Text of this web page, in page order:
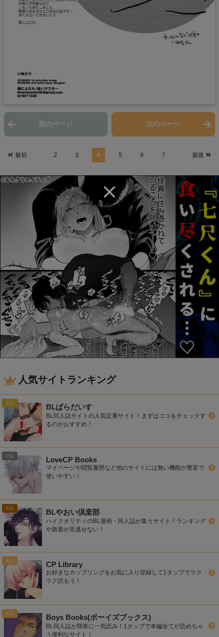
前のページ 次のページ
最初 2 3 4 5 6 7 最後
人気サイトランキング
BLぱらだいす
BL同人誌サイトの人気定番サイト！まずはココをチェックす
るのがおすすめ！
LoveCP Books
マイページや閲覧履歴など他のサイトには無い機能が豊富で
使いやすい！
BLやおい倶楽部
ハイクオリティのBL漫画・同人誌が集うサイト！ランキング
や新着が見逃せない！
CP Library
お好きなカップリングをお気に入り登録して1タップでラク
ラク読もう！
Boys Books(ボーイズブックス)
BL同人誌が簡単に一気読み！1タップで本編全てが読めちゃ
う便利なサイト！